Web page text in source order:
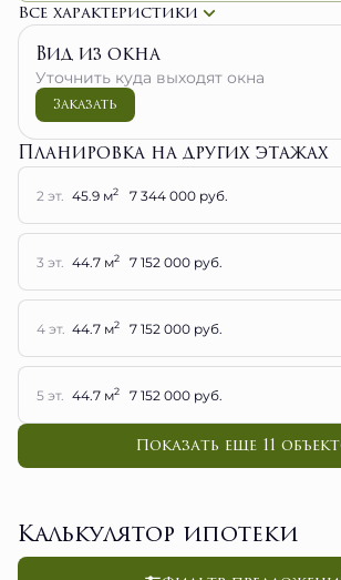
Все характеристики
Вид из окна
Уточнить куда выходят окна
Заказать
Планировка на других этажах
2 эт. 45.9 м2 7 344 000 руб.
3 эт. 44.7 м2 7 152 000 руб.
4 эт. 44.7 м2 7 152 000 руб.
5 эт. 44.7 м2 7 152 000 руб.
Показать еще 11
Калькулятор ипотеки